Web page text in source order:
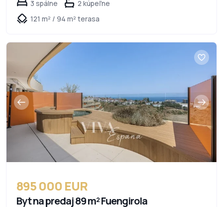
3 spálne
2 kúpeľne
121 m² / 94 m² terasa
895 000 EUR
Byt na predaj 89 m² Fuengirola